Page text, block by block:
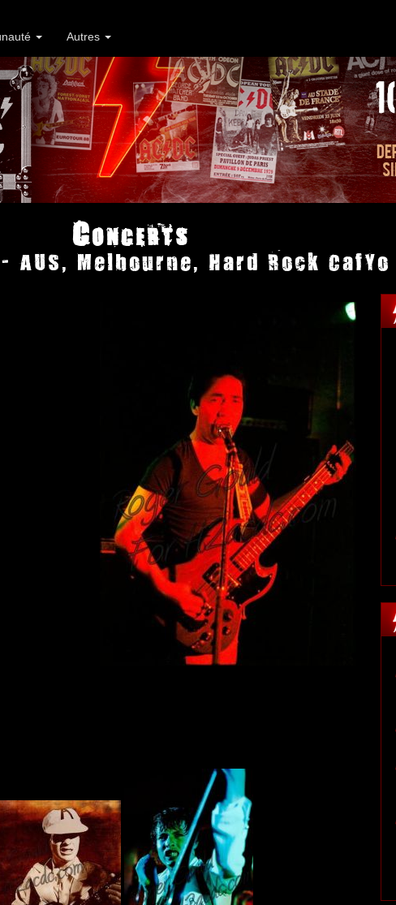
Autres
Concerts
Melbourne, Hard Rock CafYo